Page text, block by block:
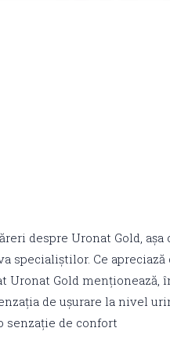
despre Uronat Gold,
specialiștilor. Ce
Uronat Gold
de ușurare la nivel
senzație de confort